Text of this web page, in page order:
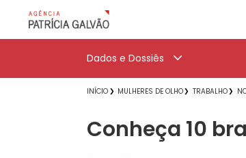
Dados e Dossiês
INÍCIO MULHERES DE OLHO TRABALHO
Conheça 10